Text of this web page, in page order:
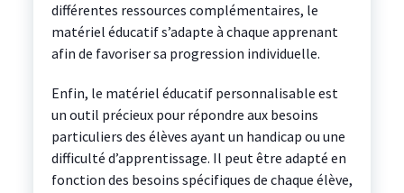
différentes ressources complémentaires, le
matériel éducatif s’adapte à chaque apprenant
afin de favoriser sa progression individuelle.
Enfin, le matériel éducatif personnalisable est
un outil précieux pour répondre aux besoins
particuliers des élèves ayant un handicap ou une
difficulté d’apprentissage. Il peut être adapté en
fonction des besoins spécifiques de chaque élève,